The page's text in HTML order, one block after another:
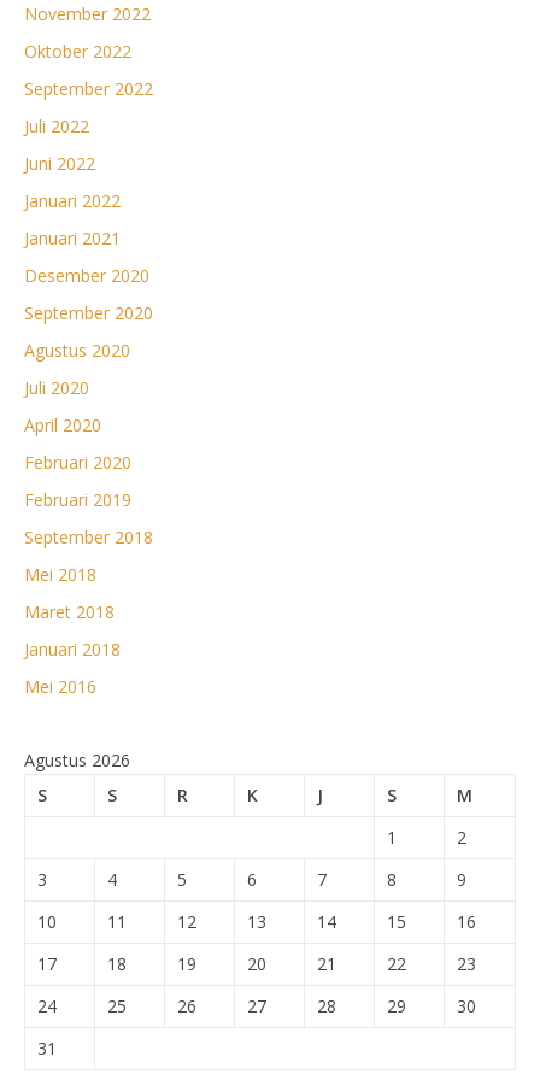
November 2022
Oktober 2022
September 2022
Juli 2022
Juni 2022
Januari 2022
Januari 2021
Desember 2020
September 2020
Agustus 2020
Juli 2020
April 2020
Februari 2020
Februari 2019
September 2018
Mei 2018
Maret 2018
Januari 2018
Mei 2016
Agustus 2026
S
S R K J S
M
1
2
3
4 5 6 7 8
9
10
11 12 13 14 15
16
17
18 19 20 21 22
23
24
25 26 27 28 29
30
31